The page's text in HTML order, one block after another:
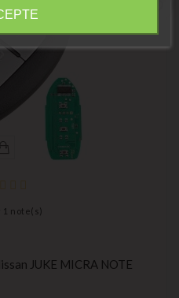
1 note(s)
JUKE MICRA NOTE